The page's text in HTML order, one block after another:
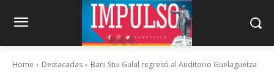
Home Destacadas Bani Stui Gulal regresó al Auditorio Guelaguetza